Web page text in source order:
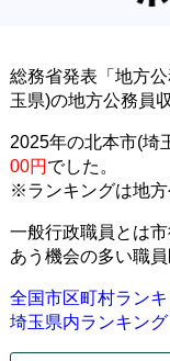
総務省発表「地方
玉県)の地方公務員
2025年の北本市(埼
00円 でした。
※ランキングは地方
一般行政職員とは
あう機会の多い職員
全国市区町村ラン
埼玉県内ランキング